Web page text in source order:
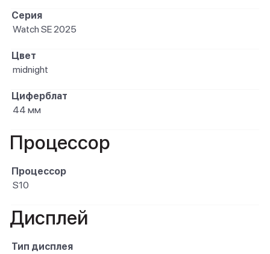
Серия
Watch SE 2025
Цвет
midnight
Циферблат
44 мм
Процессор
Процессор
S10
Дисплей
Тип дисплея